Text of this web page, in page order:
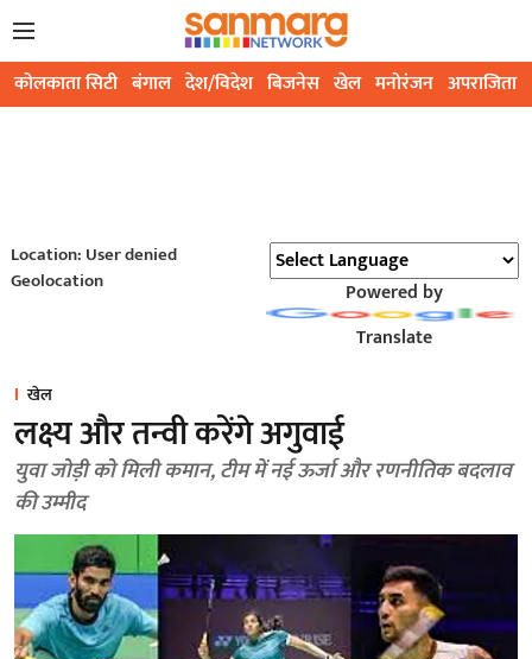
कोलकाता सिटी बंगाल देश/विदेश बिजनेस खेल मनोरंजन अपराजिता
Location: User denied
Geolocation
Powered by
Translate
खेल
लक्ष्य और तन्वी करेंगे अगुवाई
युवा जोड़ी को मिली कमान, टीम में नई ऊर्जा और रणनीतिक बदलाव
की उम्मीद